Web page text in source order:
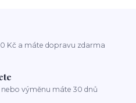
Kč a máte dopravu zdarma
nebo výměnu máte 30 dnů